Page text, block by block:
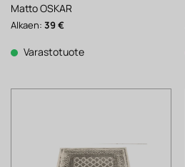
Matto OSKAR
Alkaen:39€
Varastotuote